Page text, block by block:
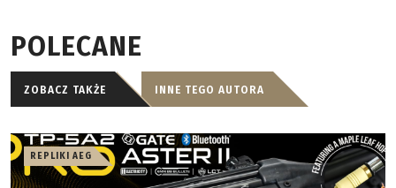
POLECANE
ZOBACZ TAKŻE INNE TEGO AUTORA
REPLIKI AEG